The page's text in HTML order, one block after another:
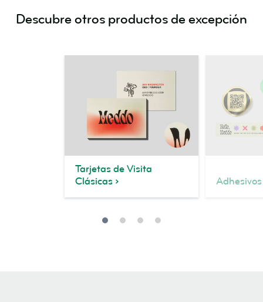
Descubre otros productos de excepción
Tarjetas de Visita
Clásicas